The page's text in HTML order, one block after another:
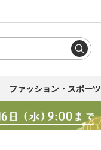
ファッション・スポーツ